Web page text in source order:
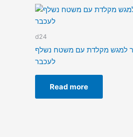
d24
למגש מקלדת עם משטח נשלף
לעכבר
Read more